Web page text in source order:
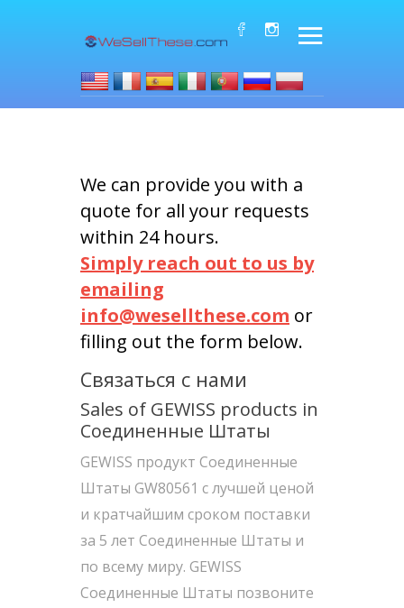
We can provide you with a
quote for all your requests
within 24 hours.
Simply reach out to us by
emailing
info@wesellthese.com or
filling out the form below.
Связаться с нами
Sales of GEWISS products in
Соединенные Штаты
GEWISS продукт Соединенные
Штаты GW80561 с лучшей ценой
и кратчайшим сроком поставки
за 5 лет Соединенные Штаты и
по всему миру. GEWISS
Соединенные Штаты позвоните